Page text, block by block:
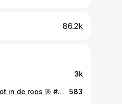
86.2k
3k
@bruinemehdi bij Gij weet = schot in de roos 🎯 #Gijweet, nu op VRT MAX! 583